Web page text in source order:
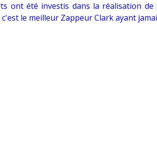
ont été investis dans la réalisation
le meilleur Zappeur Clark ayant